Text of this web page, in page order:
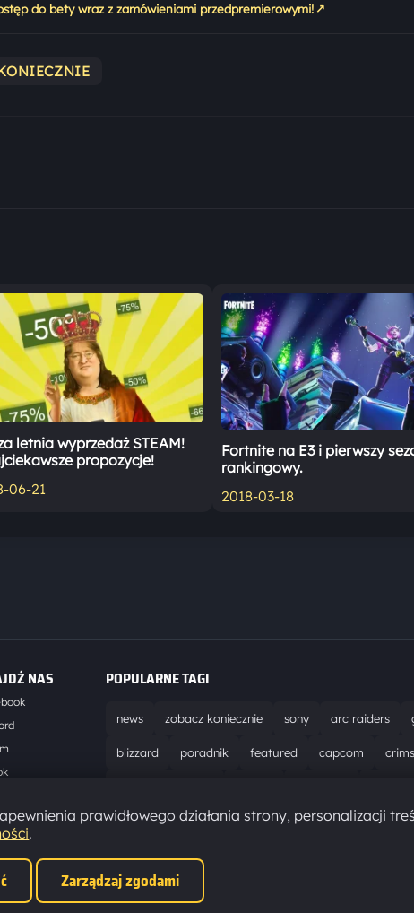
do bety wraz z zamówieniami przedpremierowymi! ↗
letnia wyprzedaż STEAM!
propozycje!
06-21
Fortnite na E3 i pierwszy
rankingowy.
2018-03-18
NAS POPULARNE TAGI
news zobacz koniecznie sony arc raiders
blizzard poradnik featured capcom
aktualizacja pc epic games hytale
prawidłowego działania strony, personalizacji
.
Zarządzaj zgodami